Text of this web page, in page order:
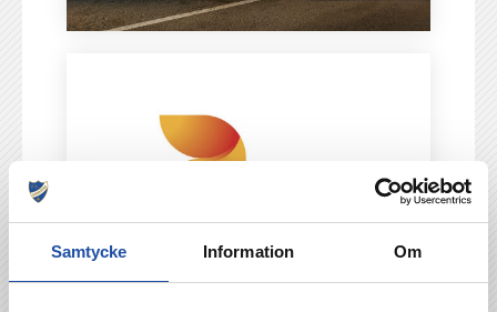
Samtycke Information Om